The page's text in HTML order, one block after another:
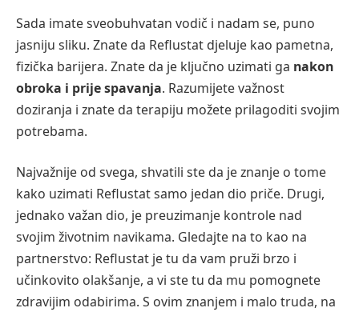
Sada imate sveobuhvatan vodič i nadam se, puno
jasniju sliku. Znate da Reflustat djeluje kao pametna,
fizička barijera. Znate da je ključno uzimati ga nakon
obroka i prije spavanja. Razumijete važnost
doziranja i znate da terapiju možete prilagoditi svojim
potrebama.
Najvažnije od svega, shvatili ste da je znanje o tome
kako uzimati Reflustat samo jedan dio priče. Drugi,
jednako važan dio, je preuzimanje kontrole nad
svojim životnim navikama. Gledajte na to kao na
partnerstvo: Reflustat je tu da vam pruži brzo i
učinkovito olakšanje, a vi ste tu da mu pomognete
zdravijim odabirima. S ovim znanjem i malo truda, na